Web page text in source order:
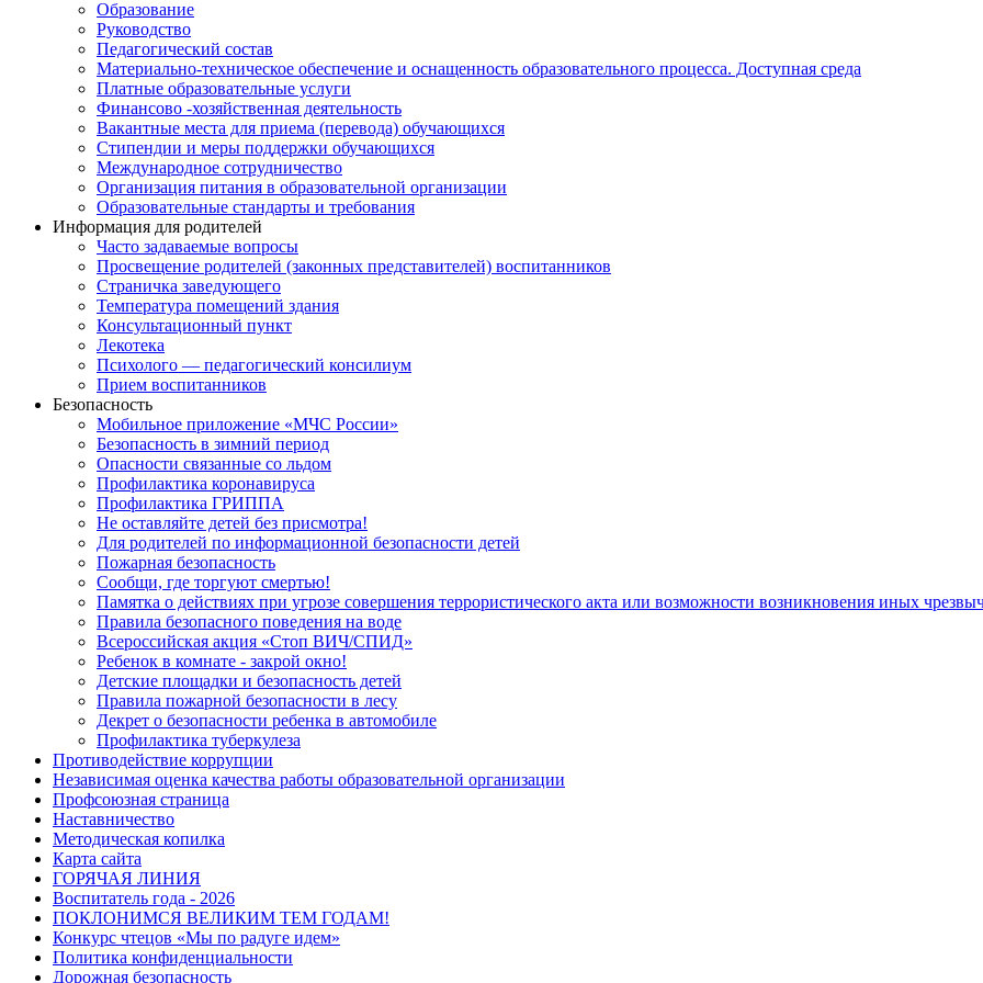
Образование
Руководство
Педагогический состав
Материально-техническое обеспечение и оснащенность образовательного процесса. Доступная среда
Платные образовательные услуги
Финансово -хозяйственная деятельность
Вакантные места для приема (перевода) обучающихся
Стипендии и меры поддержки обучающихся
Международное сотрудничество
Организация питания в образовательной организации
Образовательные стандарты и требования
Информация для родителей
Часто задаваемые вопросы
Просвещение родителей (законных представителей) воспитанников
Страничка заведующего
Температура помещений здания
Консультационный пункт
Лекотека
Психолого — педагогический консилиум
Прием воспитанников
Безопасность
Мобильное приложение «МЧС России»
Безопасность в зимний период
Опасности связанные со льдом
Профилактика коронавируса
Профилактика ГРИППА
Не оставляйте детей без присмотра!
Для родителей по информационной безопасности детей
Пожарная безопасность
Сообщи, где торгуют смертью!
Памятка о действиях при угрозе совершения террористического акта или возможности возникновения иных
Правила безопасного поведения на воде
Всероссийская акция «Стоп ВИЧ/СПИД»
Ребенок в комнате - закрой окно!
Детские площадки и безопасность детей
Правила пожарной безопасности в лесу
Декрет о безопасности ребенка в автомобиле
Профилактика туберкулеза
Противодействие коррупции
Независимая оценка качества работы образовательной организации
Профсоюзная страница
Наставничество
Методическая копилка
Карта сайта
ГОРЯЧАЯ ЛИНИЯ
Воспитатель года - 2026
ПОКЛОНИМСЯ ВЕЛИКИМ ТЕМ ГОДАМ!
Конкурс чтецов «Мы по радуге идем»
Политика конфиденциальности
Дорожная безопасность